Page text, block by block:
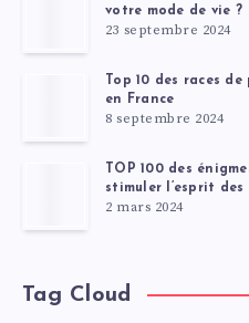
votre mode de vie ?
23 septembre 2024
Top 10 des races
en France
8 septembre 2024
TOP 100 des
stimuler l’esprit
2 mars 2024
Tag Cloud